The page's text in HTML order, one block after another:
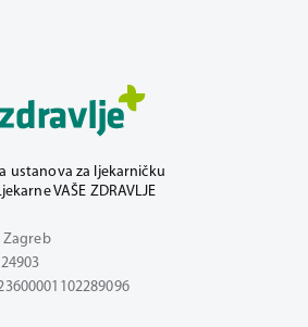
ustanova za ljekarničku
VAŠE ZDRAVLJE
Zagreb